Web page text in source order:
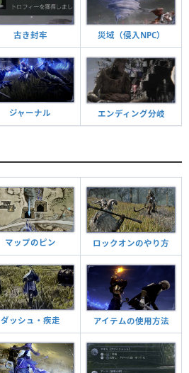
古き封牢 災域（侵入NPC）
ジャーナル エンディング分岐
マップのピン ロックオンのやり方
ダッシュ・疾走 アイテムの使用方法